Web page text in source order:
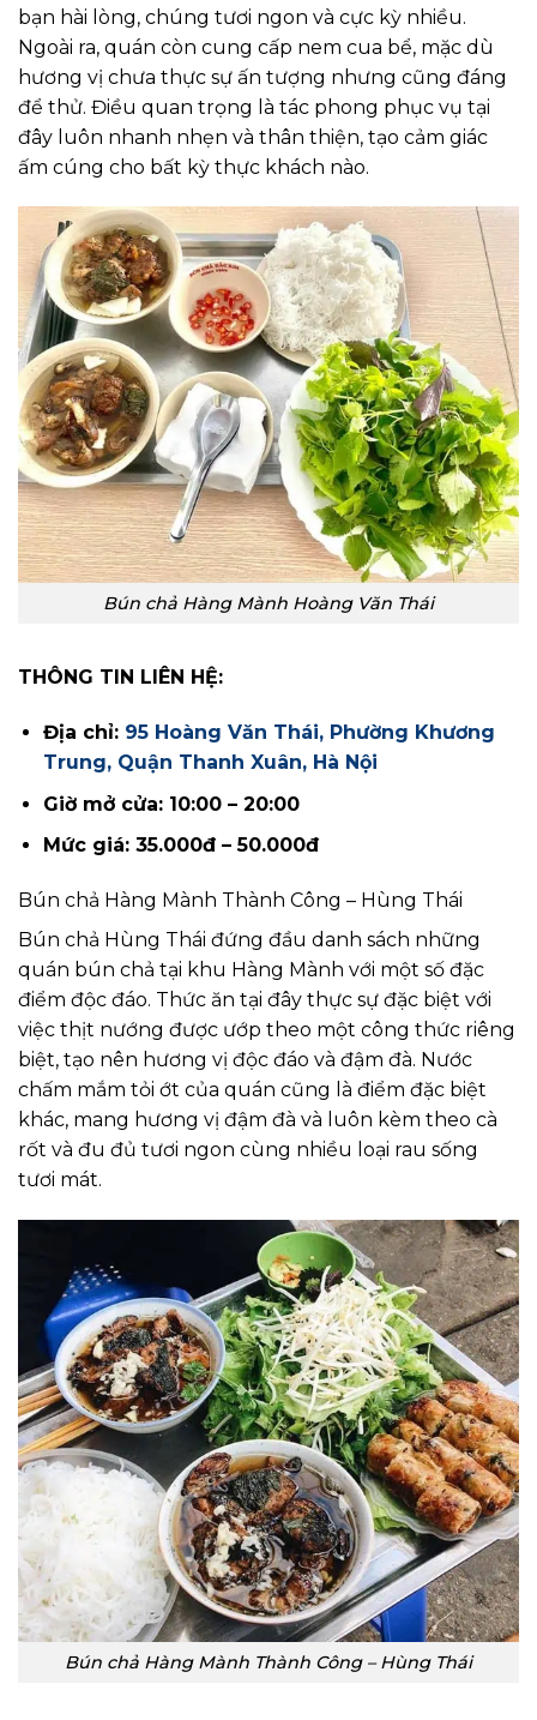
bạn hài lòng, chúng tươi ngon và cực kỳ nhiều.
Ngoài ra, quán còn cung cấp nem cua bể, mặc dù
hương vị chưa thực sự ấn tượng nhưng cũng đáng
để thử. Điều quan trọng là tác phong phục vụ tại
đây luôn nhanh nhẹn và thân thiện, tạo cảm giác
ấm cúng cho bất kỳ thực khách nào.
Bún chả Hàng Mành Hoàng Văn Thái
THÔNG TIN LIÊN HỆ:
Địa chỉ:95 Hoàng Văn Thái, Phường Khương
Trung, Quận Thanh Xuân, Hà Nội
Giờ mở cửa: 10:00 – 20:00
Mức giá: 35.000đ – 50.000đ
Bún chả Hàng Mành Thành Công – Hùng Thái
Bún chả Hùng Thái đứng đầu danh sách những
quán bún chả tại khu Hàng Mành với một số đặc
điểm độc đáo. Thức ăn tại đây thực sự đặc biệt với
việc thịt nướng được ướp theo một công thức riêng
biệt, tạo nên hương vị độc đáo và đậm đà. Nước
chấm mắm tỏi ớt của quán cũng là điểm đặc biệt
khác, mang hương vị đậm đà và luôn kèm theo cà
rốt và đu đủ tươi ngon cùng nhiều loại rau sống
tươi mát.
Bún chả Hàng Mành Thành Công – Hùng Thái